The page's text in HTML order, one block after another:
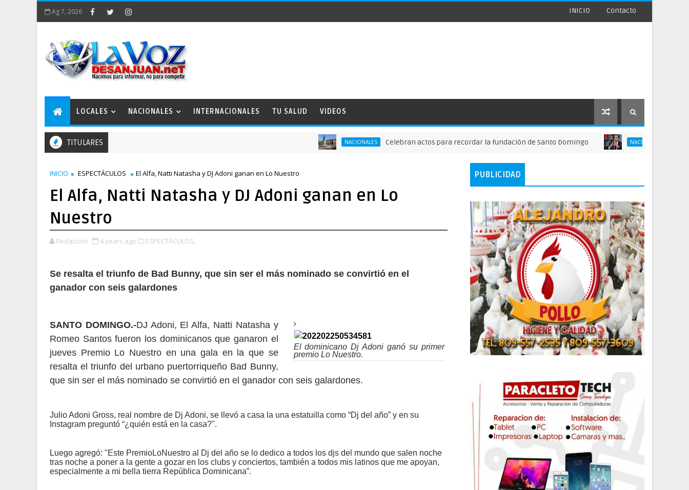
Ag 7, 2026 INICIO Contacto
LOCALES NACIONALES INTERNACIONALES TU SALUD VIDEOS
TITULARES NACIONALES Celebran actos para recordar la fundación de Santo Domingo NACIONALES FINJUS
INICIO ESPECTÁCULOS El Alfa, Natti Natasha y DJ Adoni ganan en Lo Nuestro
El Alfa, Natti Natasha y DJ Adoni ganan en Lo
Nuestro
Redacción 4 years ago ESPECTÁCULOS,
Se resalta el triunfo de Bad Bunny, que sin ser el más nominado se convirtió en el
ganador con seis galardones
El dominicano Dj Adoni ganó su primer
premio Lo Nuestro.
SANTO DOMINGO.-DJ Adoni, El Alfa, Natti Natasha y
Romeo Santos fueron los dominicanos que ganaron el
jueves Premio Lo Nuestro en una gala en la que se
resalta el triunfo del urbano puertorriqueño Bad Bunny,
que sin ser el más nominado se convirtió en el ganador con seis galardones.
Julio Adoni Gross, real nombre de Dj Adoni, se llevó a casa la una estatuilla como “Dj del año” y en su
Instagram preguntó “¿quién está en la casa?".
Luego agregó: "Este PremioLoNuestro al Dj del año se lo dedico a todos los djs del mundo que salen noche
tras noche a poner a la gente a gozar en los clubs y conciertos, también a todos mis latinos que me apoyan,
especialmente a mi bella tierra República Dominicana”.
PUBLICIDAD